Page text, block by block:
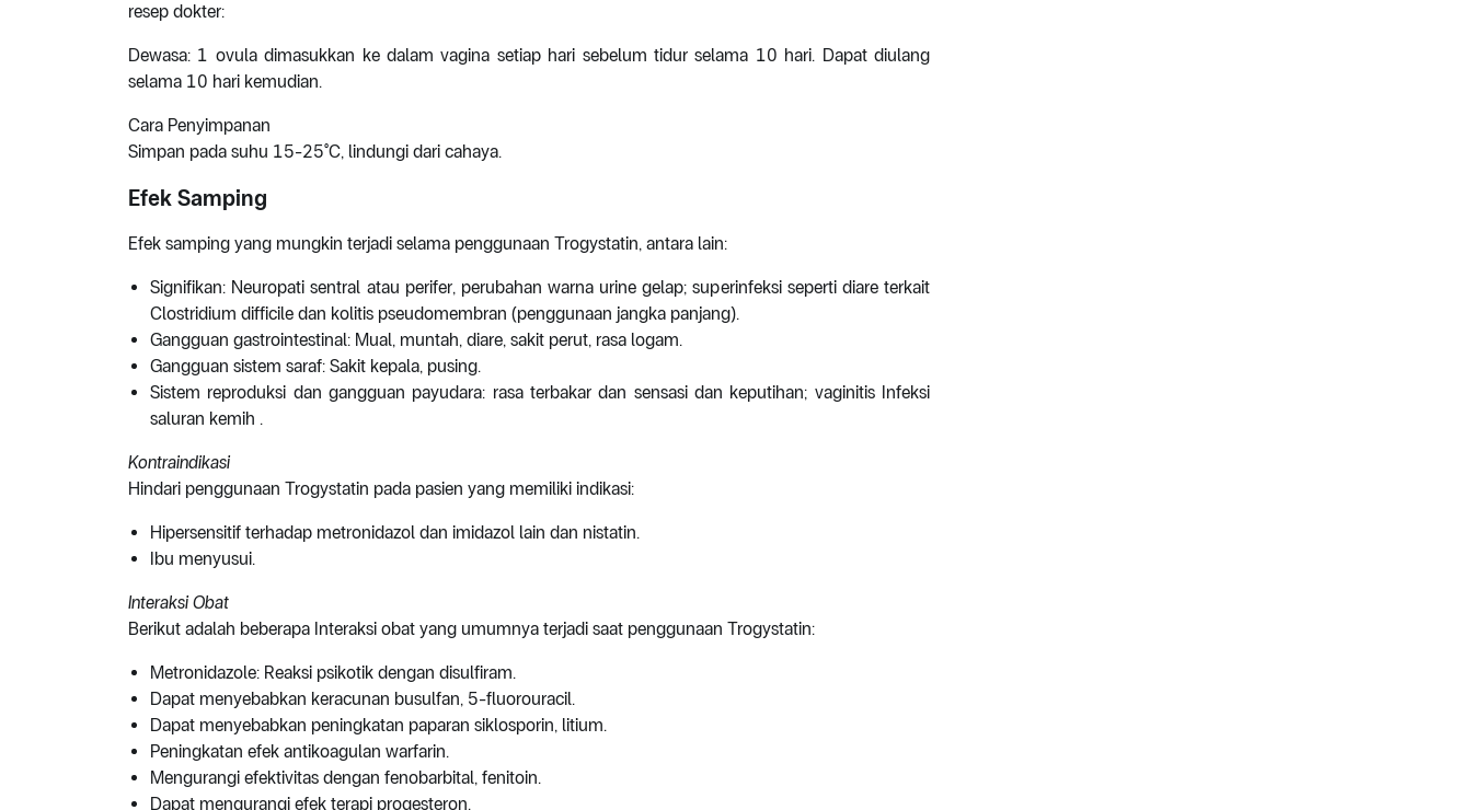
resep dokter:
Dewasa: 1 ovula dimasukkan ke dalam vagina setiap hari sebelum tidur selama 10 hari. Dapat diulang
selama 10 hari kemudian.
Cara Penyimpanan
Simpan pada suhu 15-25°C, lindungi dari cahaya.
Efek Samping
Efek samping yang mungkin terjadi selama penggunaan Trogystatin, antara lain:
Signifikan: Neuropati sentral atau perifer, perubahan warna urine gelap; superinfeksi seperti diare terkait
Clostridium difficile dan kolitis pseudomembran (penggunaan jangka panjang).
Gangguan gastrointestinal: Mual, muntah, diare, sakit perut, rasa logam.
Gangguan sistem saraf: Sakit kepala, pusing.
Sistem reproduksi dan gangguan payudara: rasa terbakar dan sensasi dan keputihan; vaginitis Infeksi
saluran kemih .
Kontraindikasi
Hindari penggunaan Trogystatin pada pasien yang memiliki indikasi:
Hipersensitif terhadap metronidazol dan imidazol lain dan nistatin.
Ibu menyusui.
Interaksi Obat
Berikut adalah beberapa Interaksi obat yang umumnya terjadi saat penggunaan Trogystatin:
Metronidazole: Reaksi psikotik dengan disulfiram.
Dapat menyebabkan keracunan busulfan, 5-fluorouracil.
Dapat menyebabkan peningkatan paparan siklosporin, litium.
Peningkatan efek antikoagulan warfarin.
Mengurangi efektivitas dengan fenobarbital, fenitoin.
Dapat mengurangi efek terapi progesteron.